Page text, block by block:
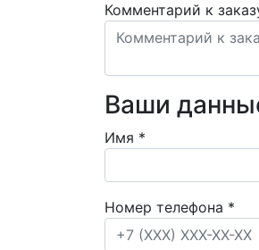
Комментарий к
Ваши
Имя *
Номер телефона *